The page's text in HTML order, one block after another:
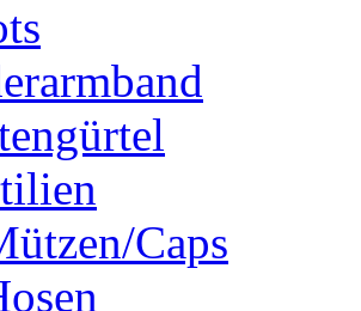
Caps